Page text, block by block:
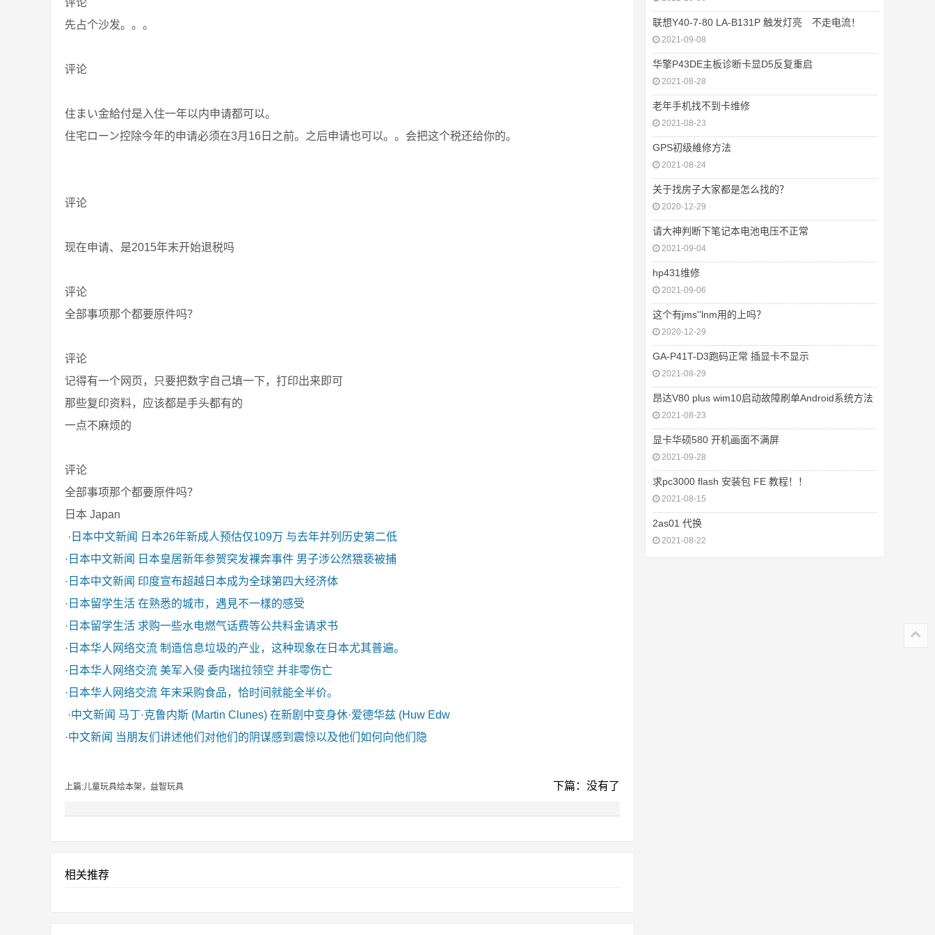
评论
先占个沙发。。。
评论
住まい金給付是入住一年以内申请都可以。
住宅ローン控除今年的申请必须在3月16日之前。之后申请也可以。。会把这个税还给你的。
评论
现在申请、是2015年末开始退税吗
评论
全部事项那个都要原件吗？
评论
记得有一个网页，只要把数字自己填一下，打印出来即可
那些复印资料，应该都是手头都有的
一点不麻烦的
评论
全部事项那个都要原件吗？
日本 Japan
· 日本中文新闻
日本26年新成人预估仅109万 与去年并列历史第二低
· 日本中文新闻
日本皇居新年参贺突发裸奔事件 男子涉公然猥亵被捕
· 日本中文新闻 印度宣布超越日本成为全球第四大经济体
· 日本留学生活 在熟悉的城市，遇見不一樣的感受
· 日本留学生活 求购一些水电燃气话费等公共料金请求书
· 日本华人网络交流 制造信息垃圾的产业，这种现象在日本尤其普遍。
· 日本华人网络交流 美军入侵 委内瑞拉领空 并非零伤亡
· 日本华人网络交流 年末采购食品，恰时间就能全半价。
·中文新闻 马丁·克鲁内斯 (Martin Clunes) 在新剧中变身休·爱德华兹 (Huw Edw
·中文新闻 当朋友们讲述他们对他们的阴谋感到震惊以及他们如何向他们隐
上篇:儿童玩具绘本架，益智玩具 下篇：没有了
相关推荐
联想Y40-7-80 LA-B131P 触发灯亮 不走电流！
2021-09-08
华擎P43DE主板诊断卡显D5反复重启
2021-08-28
老年手机找不到卡维修
2021-08-23
GPS初级維修方法
2021-08-24
关于找房子大家都是怎么找的？
2020-12-29
请大神判断下笔记本电池电压不正常
2021-09-04
hp431维修
2021-09-06
这个有jms''lnm用的上吗？
2020-12-29
GA-P41T-D3跑码正常 插显卡不显示
2021-08-29
昂达V80 plus wim10启动故障刷单Android系统方法
2021-08-23
显卡华硕580 开机画面不满屏
2021-09-28
求pc3000 flash 安装包 FE 教程！！
2021-08-15
2as01 代换
2021-08-22